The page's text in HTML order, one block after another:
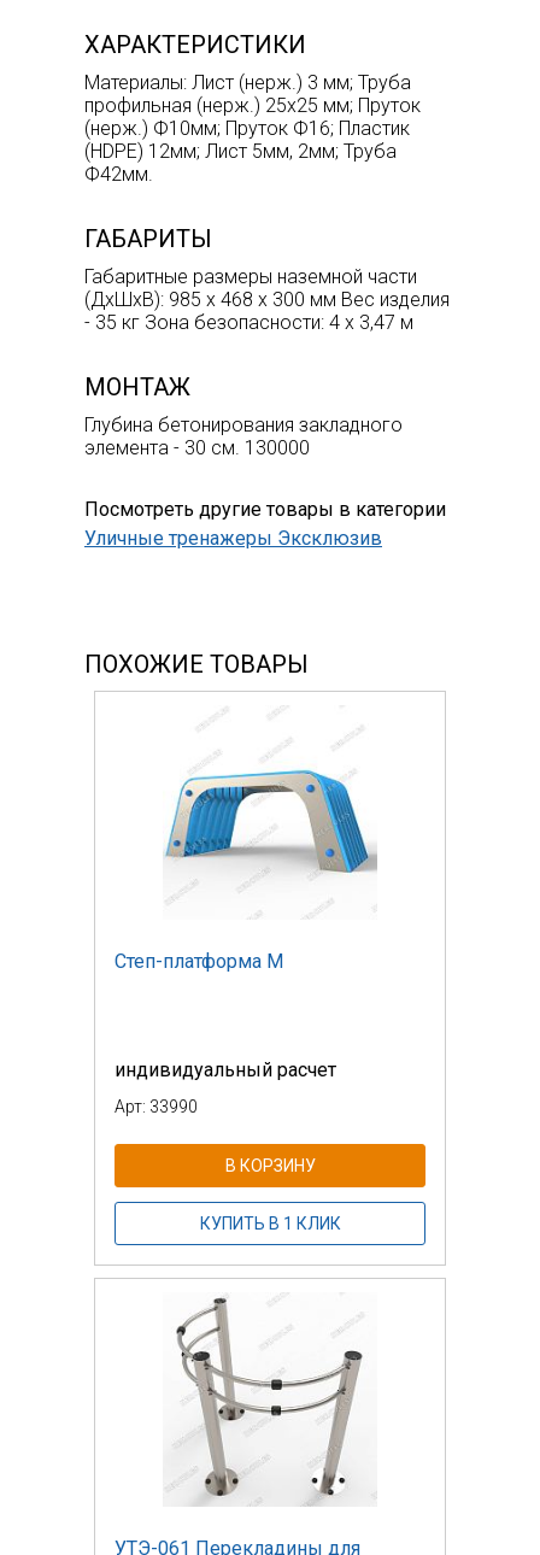
ХАРАКТЕРИСТИКИ
Материалы: Лист (нерж.) 3 мм; Труба
профильная (нерж.) 25х25 мм; Пруток
(нерж.) Ф10мм; Пруток Ф16; Пластик
(HDPE) 12мм; Лист 5мм, 2мм; Труба
Ф42мм.
ГАБАРИТЫ
Габаритные размеры наземной части
(ДхШхВ): 985 х 468 х 300 мм Вес изделия
- 35 кг Зона безопасности: 4 х 3,47 м
МОНТАЖ
Глубина бетонирования закладного
элемента - 30 см. 130000
Посмотреть другие товары в категории
Уличные тренажеры Эксклюзив
ПОХОЖИЕ ТОВАРЫ
Степ-платформа М
индивидуальный расчет
Арт: 33990
В КОРЗИНУ
КУПИТЬ В 1 КЛИК
УТЭ-061 Перекладины для